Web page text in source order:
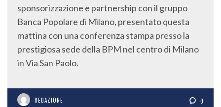
sponsorizzazione e partnership con il gruppo
Banca Popolare di Milano, presentato questa
mattina con una conferenza stampa presso la
prestigiosa sede della BPM nel centro di Milano
in Via San Paolo.
REDAZIONE 0